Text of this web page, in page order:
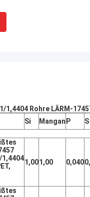
Rohre LÄRM-
Si Mangan P S
1,001,00 0,040